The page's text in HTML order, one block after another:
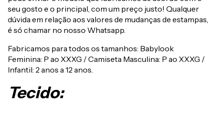
seu gosto e o principal, com um preço justo! Qualquer
dúvida em relação aos valores de mudanças de estampas,
é só chamar no nosso Whatsapp.
Fabricamos para todos os tamanhos: Babylook
Feminina: P ao XXXG / Camiseta Masculina: P ao XXXG /
Infantil: 2 anos a 12 anos.
Tecido: